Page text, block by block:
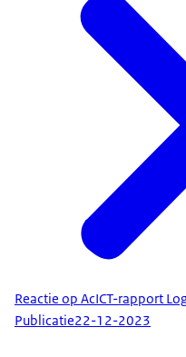
Reactie op AcICT-rapport
Publicatie22-12-2023